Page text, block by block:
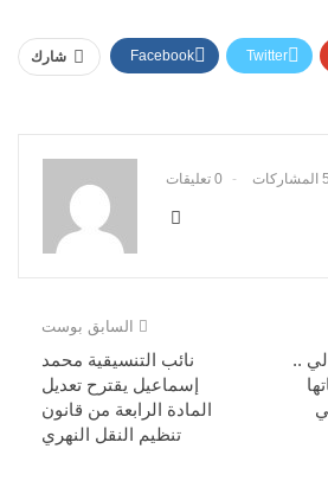
شارك Facebook Twitter
0 تعليقات
السابق بوست
نائب التنسيقية محمد
إسماعيل يقترح تعديل
المادة الرابعة من قانون
تنظيم النقل النهري
..